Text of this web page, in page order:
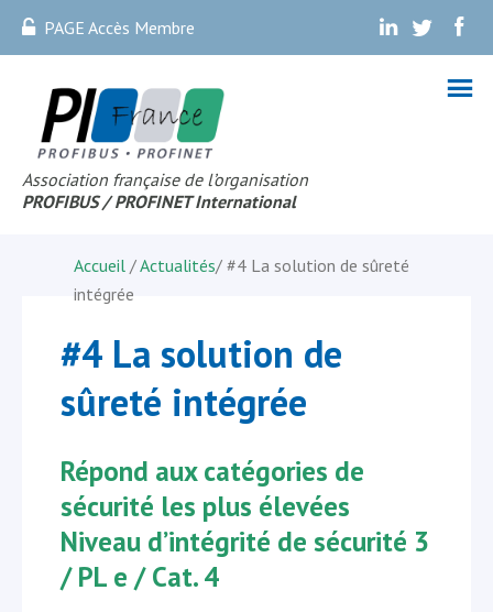
PAGE Accès Membre . . .
Association française de l’organisation
PROFIBUS / PROFINET International
Accueil /Actualités/ #4 La solution de sûreté
intégrée
#4 La solution de
sûreté intégrée
Répond aux catégories de
sécurité les plus élevées
Niveau d’intégrité de sécurité 3
/ PL e / Cat. 4